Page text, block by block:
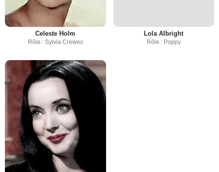
Celeste Holm
Rôle : Sylvia Crewes
Lola Albright
Rôle : Poppy